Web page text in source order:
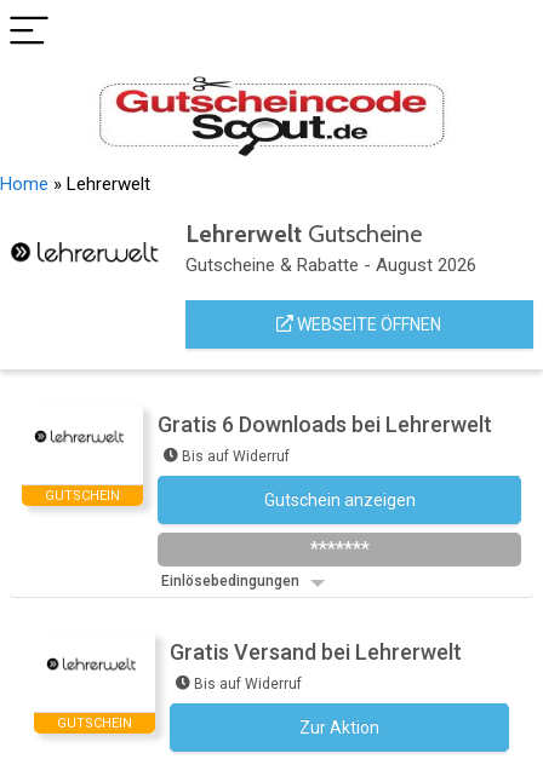
Home » Lehrerwelt
LehrerweltGutscheine
Gutscheine & Rabatte - August 2026
WEBSEITE ÖFFNEN
GUTSCHEIN
Gratis 6 Downloads bei Lehrerwelt
Bis auf Widerruf
Gutschein anzeigen
*******
Einlösebedingungen
GUTSCHEIN
Gratis Versand bei Lehrerwelt
Bis auf Widerruf
Zur Aktion